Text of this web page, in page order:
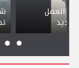
شواطئ
تجذب